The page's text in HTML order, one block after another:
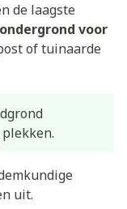
de laagste
ondergrond voor
of tuinaarde
uit.